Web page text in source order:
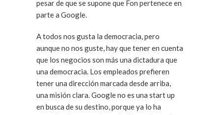
pesar de que se supone que Fon pertenece en
parte a Google.
A todos nos gusta la democracia, pero
aunque no nos guste, hay que tener en cuenta
que los negocios son más una dictadura que
una democracia. Los empleados prefieren
tener una dirección marcada desde arriba,
una misión clara. Google no es una start up
en busca de su destino, porque ya lo ha